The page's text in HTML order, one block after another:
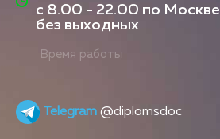
с 8.00 - 22.00 по Москве
без выходных
Время работы
Telegram @diplomsdoc